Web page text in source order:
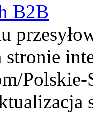
B2B
stronie
Polskie-